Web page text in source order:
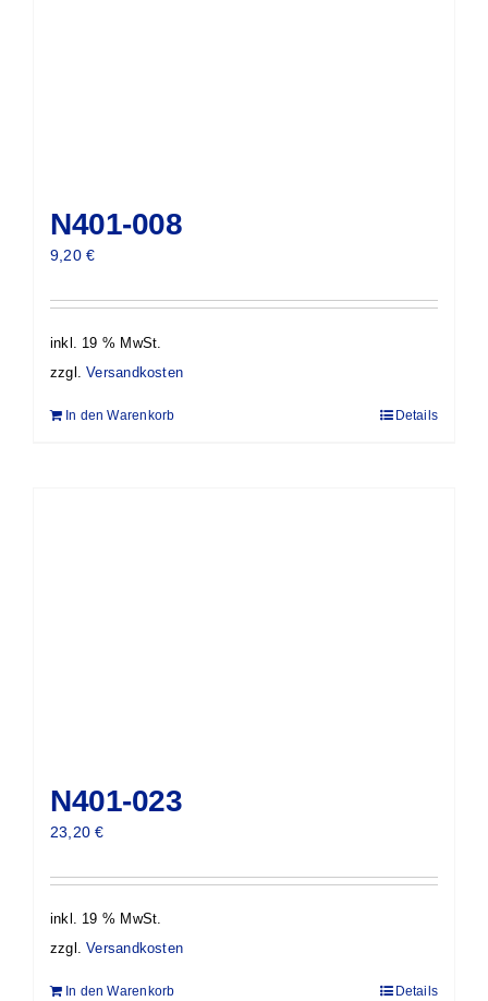
N401-008
9,20€
inkl. 19 % MwSt.
zzgl.Versandkosten
In den Warenkorb Details
N401-023
23,20€
inkl. 19 % MwSt.
zzgl.Versandkosten
In den Warenkorb Details